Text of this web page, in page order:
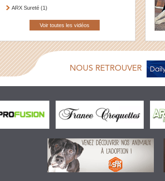
ARX Sureté (1)
Voir toutes les vidéos
NOUS RETROUVER